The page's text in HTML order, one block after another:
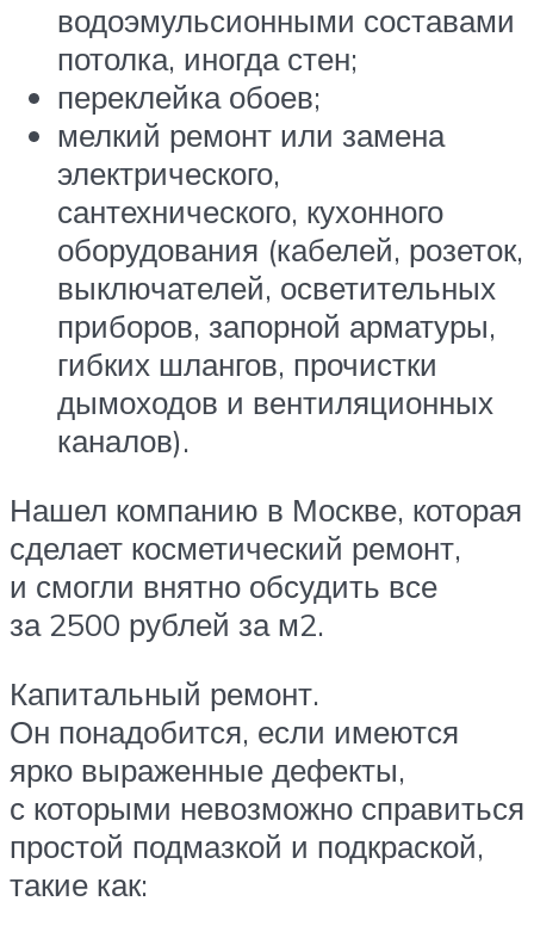
водоэмульсионными составами
потолка, иногда стен;
переклейка обоев;
мелкий ремонт или замена
электрического,
сантехнического, кухонного
оборудования (кабелей, розеток,
выключателей, осветительных
приборов, запорной арматуры,
гибких шлангов, прочистки
дымоходов и вентиляционных
каналов).
Нашел компанию в Москве, которая
сделает косметический ремонт,
и смогли внятно обсудить все
за 2500 рублей за м2.
Капитальный ремонт.
Он понадобится, если имеются
ярко выраженные дефекты,
с которыми невозможно справиться
простой подмазкой и подкраской,
такие как: